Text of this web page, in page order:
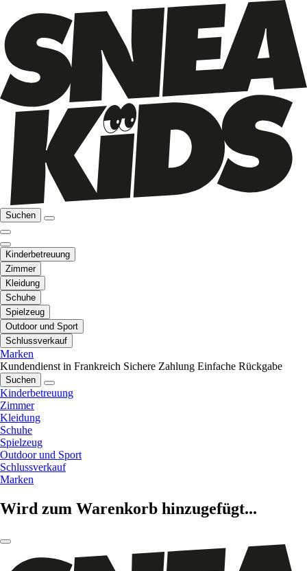
Suchen
Kinderbetreuung
Zimmer
Kleidung
Schuhe
Spielzeug
Outdoor und Sport
Schlussverkauf
Marken
Kundendienst in Frankreich Sichere Zahlung Einfache Rückgabe
Suchen
Kinderbetreuung
Zimmer
Kleidung
Schuhe
Spielzeug
Outdoor und Sport
Schlussverkauf
Marken
Wird zum Warenkorb hinzugefügt...